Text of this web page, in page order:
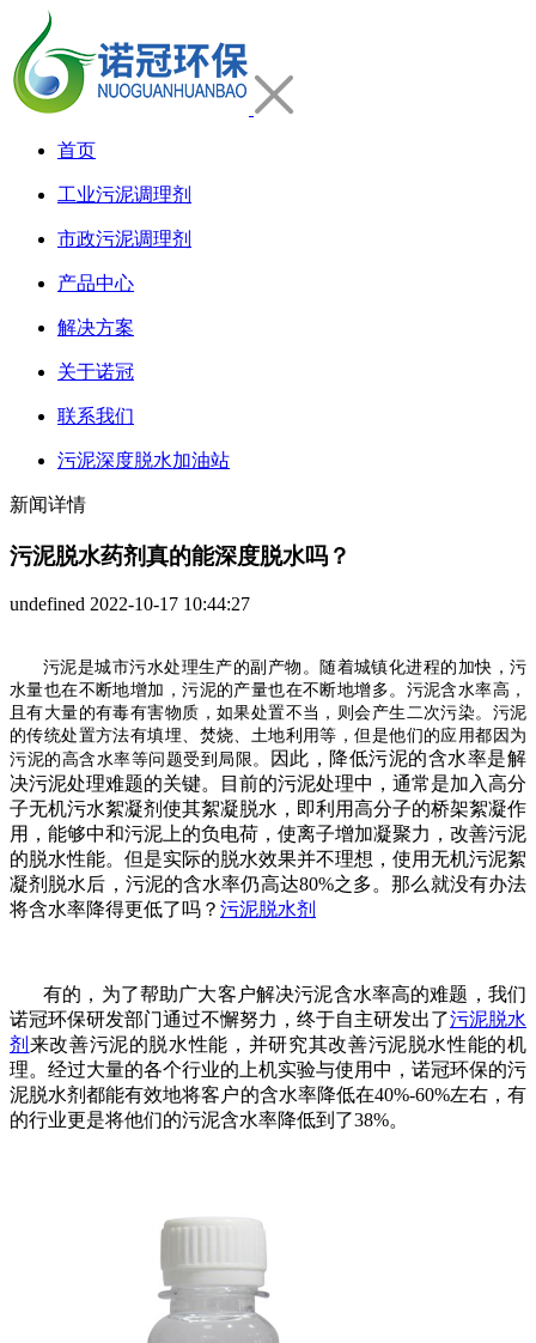
首页
工业污泥调理剂
市政污泥调理剂
产品中心
解决方案
关于诺冠
联系我们
污泥深度脱水加油站
新闻详情
污泥脱水药剂真的能深度脱水吗？
undefined 2022-10-17 10:44:27
污泥是城市污水处理生产的副产物。随着城镇化进程的加快，污
水量也在不断地增加，污泥的产量也在不断地增多。污泥含水率高，
且有大量的有毒有害物质，如果处置不当，则会产生二次污染。污泥
的传统处置方法有填埋、焚烧、土地利用等，但是他们的应用都因为
污泥的高含水率等问题受到局限。
因此，降低污泥的含水率是解
决污泥处理难题的关键。目前的污泥处理中，通常是加入高分
子无机污水絮凝剂使其絮凝脱水，即利用高分子的桥架絮凝作
用，能够中和污泥上的负电荷，使离子增加凝聚力，改善污泥
的脱水性能。但是实际的脱水效果并不理想，使用无机污泥絮
凝剂脱水后，污泥的含水率仍高达80%之多。那么就没有办法
将含水率降得更低了吗？ 污泥脱水剂
有的，为了帮助广大客户解决污泥含水率高的难题，我们
诺冠环保研发部门通过不懈努力，终于自主研发出了污泥脱水
剂 来改善污泥的脱水性能，并研究其改善污泥脱水性能的机
理。经过大量的各个行业的上机实验与使用中，诺冠环保的污
泥脱水剂都能有效地将客户的含水率降低在40%-60%左右，有
的行业更是将他们的污泥含水率降低到了38%。